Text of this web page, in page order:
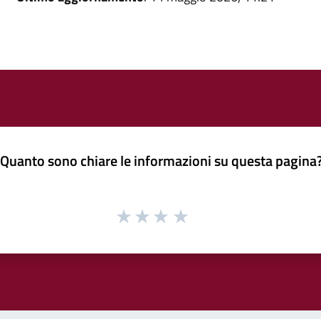
Quanto sono chiare le informazioni su questa